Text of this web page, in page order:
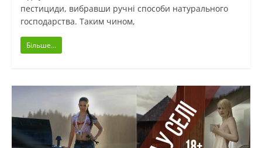
пестициди, вибравши ручні способи натурального
господарства. Таким чином,
Більше...